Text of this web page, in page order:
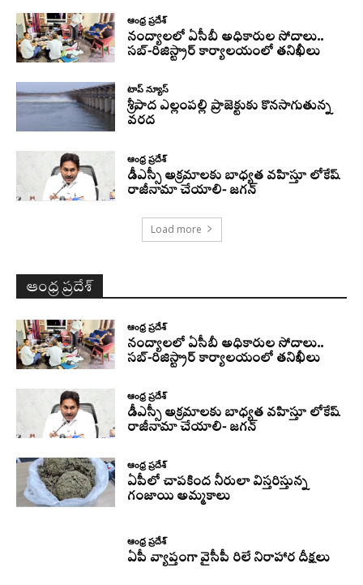
ఆంధ్ర ప్రదేశ్
నంద్యాలలో ఏసీబీ అధికారుల సోదాలు..
సబ్-రిజిస్ట్రార్ కార్యాలయంలో తనిఖీలు
టాప్ న్యూస్
శ్రీపాద ఎల్లంపల్లి ప్రాజెక్టుకు కొనసాగుతున్న
వరద
ఆంధ్ర ప్రదేశ్
డీఎస్సీ అక్రమాలకు బాధ్యత వహిస్తూ లోకేష్‌
రాజీనామా చేయాలి- జగన్
Load more
ఆంధ్ర ప్రదేశ్
ఆంధ్ర ప్రదేశ్
నంద్యాలలో ఏసీబీ అధికారుల సోదాలు..
సబ్-రిజిస్ట్రార్ కార్యాలయంలో తనిఖీలు
ఆంధ్ర ప్రదేశ్
డీఎస్సీ అక్రమాలకు బాధ్యత వహిస్తూ లోకేష్‌
రాజీనామా చేయాలి- జగన్
ఆంధ్ర ప్రదేశ్
ఏపీలో చాపకింద నీరులా విస్తరిస్తున్న
గంజాయి అమ్మకాలు
ఆంధ్ర ప్రదేశ్
ఏపీ వ్యాప్తంగా వైసీపీ రిలే నిరాహార దీక్షలు